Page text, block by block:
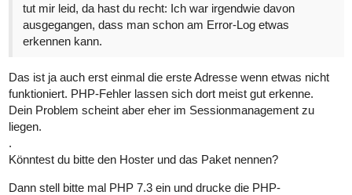
tut mir leid, da hast du recht: Ich war irgendwie davon
ausgegangen, dass man schon am Error-Log etwas
erkennen kann.
Das ist ja auch erst einmal die erste Adresse wenn etwas nicht
funktioniert. PHP-Fehler lassen sich dort meist gut erkenne.
Dein Problem scheint aber eher im Sessionmanagement zu
liegen.
.
Könntest du bitte den Hoster und das Paket nennen?
Dann stell bitte mal PHP 7.3 ein und drucke die PHP-